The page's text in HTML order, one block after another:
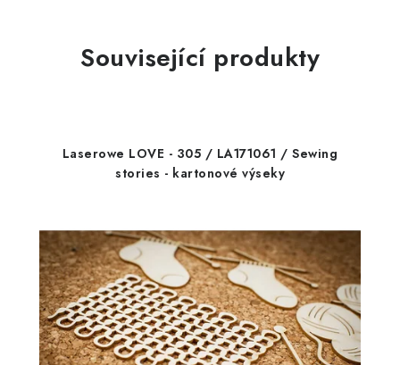
Související produkty
Laserowe LOVE - 305 / LA171061 / Sewing
stories - kartonové výseky